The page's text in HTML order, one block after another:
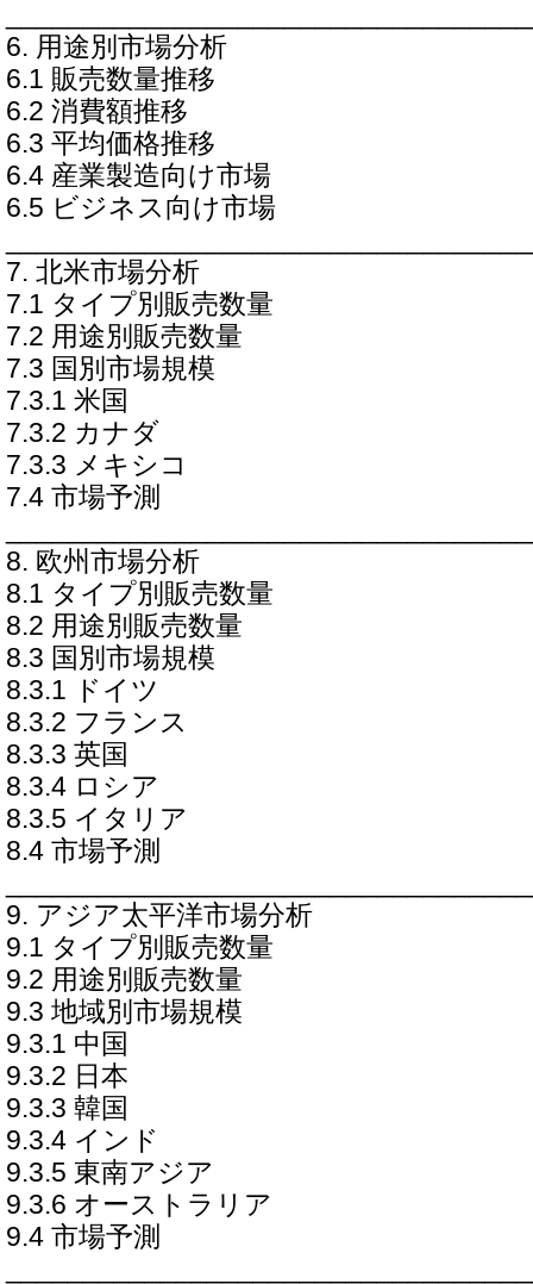
6. 用途別市場分析
6.1 販売数量推移
6.2 消費額推移
6.3 平均価格推移
6.4 産業製造向け市場
6.5 ビジネス向け市場
7. 北米市場分析
7.1 タイプ別販売数量
7.2 用途別販売数量
7.3 国別市場規模
7.3.1 米国
7.3.2 カナダ
7.3.3 メキシコ
7.4 市場予測
8. 欧州市場分析
8.1 タイプ別販売数量
8.2 用途別販売数量
8.3 国別市場規模
8.3.1 ドイツ
8.3.2 フランス
8.3.3 英国
8.3.4 ロシア
8.3.5 イタリア
8.4 市場予測
9. アジア太平洋市場分析
9.1 タイプ別販売数量
9.2 用途別販売数量
9.3 地域別市場規模
9.3.1 中国
9.3.2 日本
9.3.3 韓国
9.3.4 インド
9.3.5 東南アジア
9.3.6 オーストラリア
9.4 市場予測